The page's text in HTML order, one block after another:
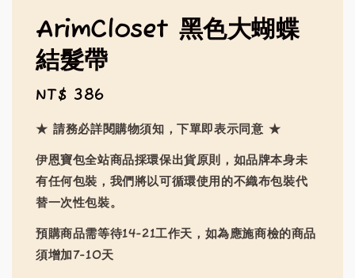
ArimCloset 黑色大蝴蝶
結髮帶
Regular
NT$ 386
★ 請務必詳閱購物須知，下單即表示同意 ★
伊恩寶包全站商品採環保出貨原則，如品牌本身未
有任何包裝，我們將以可循環使用的不織布包裝代
替一次性包裝。
預購商品需等待14-21工作天，如為應施商檢的商品
須增加7-10天